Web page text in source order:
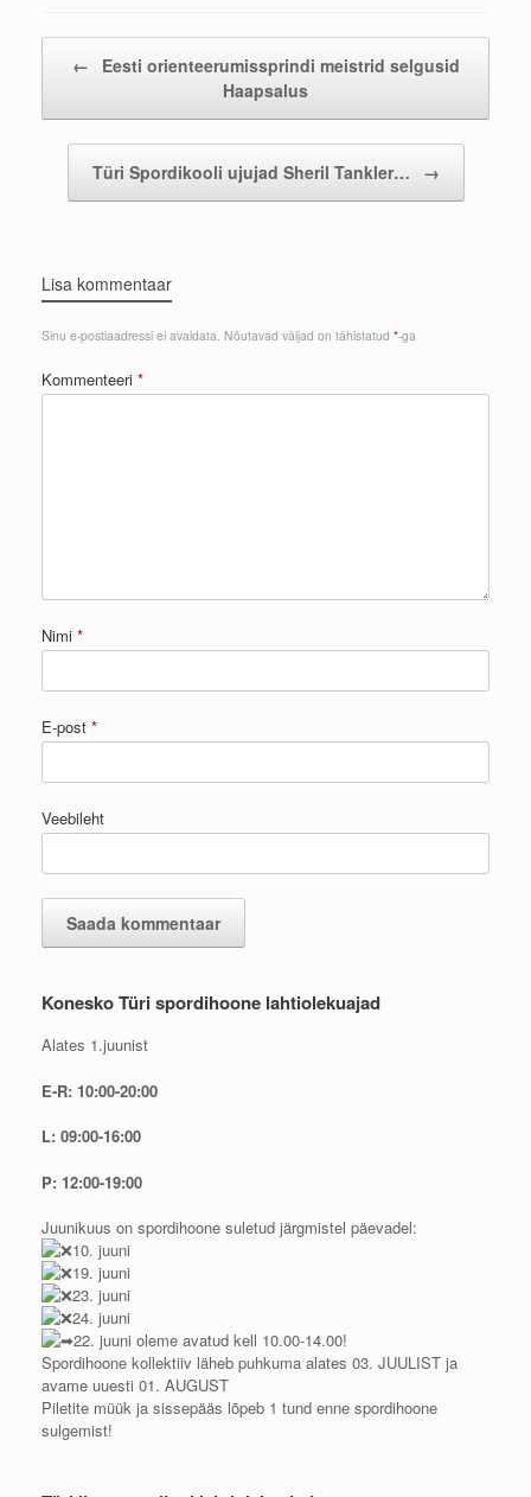
←
Eesti orienteerumissprindi meistrid selgusid
Haapsalus
Türi Spordikooli ujujad Sheril Tankler… →
Lisa kommentaar
Sinu e-postiaadressi ei avaldata. Nõutavad väljad on tähistatud *-ga
Kommenteeri *
Nimi *
E-post *
Veebileht
Konesko Türi spordihoone lahtiolekuajad
Alates 1.juunist
E-R: 10:00-20:00
L: 09:00-16:00
P: 12:00-19:00
Juunikuus on spordihoone suletud järgmistel päevadel:
10. juuni
19. juuni
23. juuni
24. juuni
22. juuni oleme avatud kell 10.00-14.00!
Spordihoone kollektiiv läheb puhkuma alates 03. JUULIST ja
avame uuesti 01. AUGUST
Piletite müük ja sissepääs lõpeb 1 tund enne spordihoone
sulgemist!